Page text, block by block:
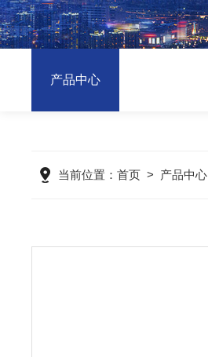
产品中心
当前位置：首页 > 产品中心